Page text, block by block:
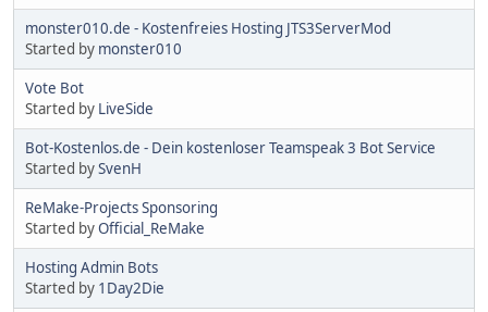
monster010.de - Kostenfreies Hosting JTS3ServerMod
Started by monster010
Vote Bot
Started by LiveSide
Bot-Kostenlos.de - Dein kostenloser Teamspeak 3 Bot Service
Started bySvenH
ReMake-Projects Sponsoring
Started byOfficial_ReMake
Hosting Admin Bots
Started by 1Day2Die